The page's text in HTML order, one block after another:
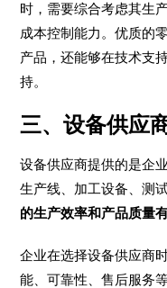
时，需要综合考虑其生
成本控制能力。优质的
产品，还能够在技术支
持。
三、设备供应
设备供应商提供的是企
生产线、加工设备、测
的生产效率和产品质量
企业在选择设备供应商
能、可靠性、售后服务